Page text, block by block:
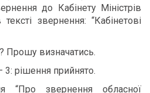
до Кабінету Міністрів
звернення: “Кабінетові
Прошу визначатись.
3: рішення прийнято.
“Про звернення обласної